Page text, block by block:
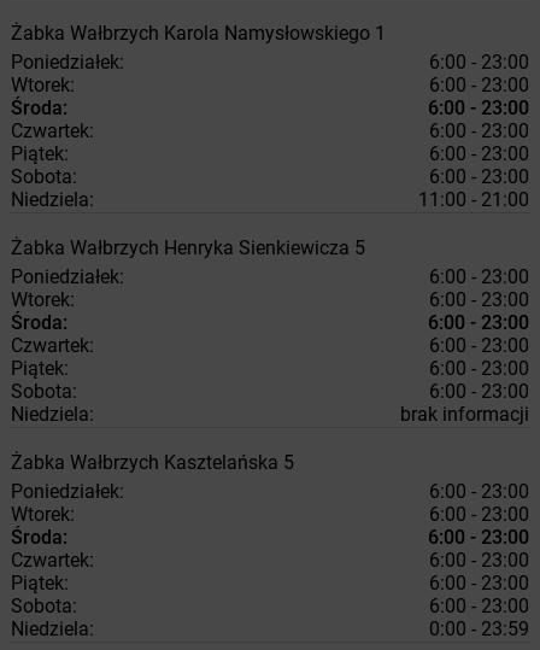
Żabka Wałbrzych Karola Namysłowskiego 1
Poniedziałek:
6:00 - 23:00
Wtorek:
6:00 - 23:00
Środa:
6:00 - 23:00
Czwartek:
6:00 - 23:00
Piątek:
6:00 - 23:00
Sobota:
6:00 - 23:00
Niedziela:
11:00 - 21:00
Żabka Wałbrzych Henryka Sienkiewicza 5
Poniedziałek:
6:00 - 23:00
Wtorek:
6:00 - 23:00
Środa:
6:00 - 23:00
Czwartek:
6:00 - 23:00
Piątek:
6:00 - 23:00
Sobota:
6:00 - 23:00
Niedziela:
brak informacji
Żabka Wałbrzych Kasztelańska 5
Poniedziałek:
6:00 - 23:00
Wtorek:
6:00 - 23:00
Środa:
6:00 - 23:00
Czwartek:
6:00 - 23:00
Piątek:
6:00 - 23:00
Sobota:
6:00 - 23:00
Niedziela:
0:00 - 23:59